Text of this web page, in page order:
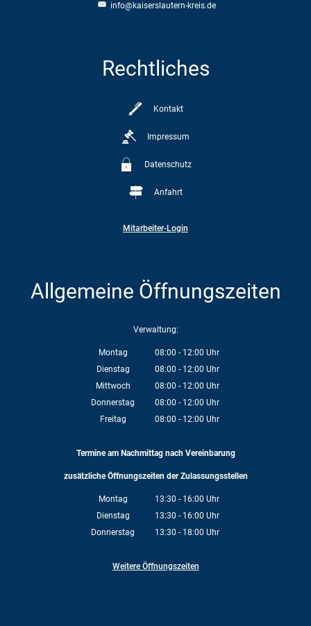
info@kaiserslautern-kreis.de
Rechtliches
Kontakt
Impressum
Datenschutz
Anfahrt
Mitarbeiter-Login
Allgemeine Öffnungszeiten
Verwaltung:
Montag 08:00 - 12:00 Uhr
Von 08:00 bis 12:00 Uhr
Dienstag 08:00 - 12:00 Uhr
Von 08:00 bis 12:00 Uhr
Mittwoch 08:00 - 12:00 Uhr
Von 08:00 bis 12:00 Uhr
Donnerstag 08:00 - 12:00 Uhr
Von 08:00 bis 12:00 Uhr
Freitag 08:00 - 12:00 Uhr
Termine am Nachmittag nach Vereinbarung
zusätzliche Öffnungszeiten der Zulassungsstellen
Montag 13:30 - 16:00 Uhr
Von 13:30 bis 16:00 Uhr
Dienstag 13:30 - 16:00 Uhr
Von 13:30 bis 16:00 Uhr
Donnerstag 13:30 - 18:00 Uhr
Weitere Öffnungszeiten